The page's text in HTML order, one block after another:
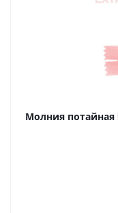
Молния потайная № 3, 20 см, цв. 134 св.розовый п/